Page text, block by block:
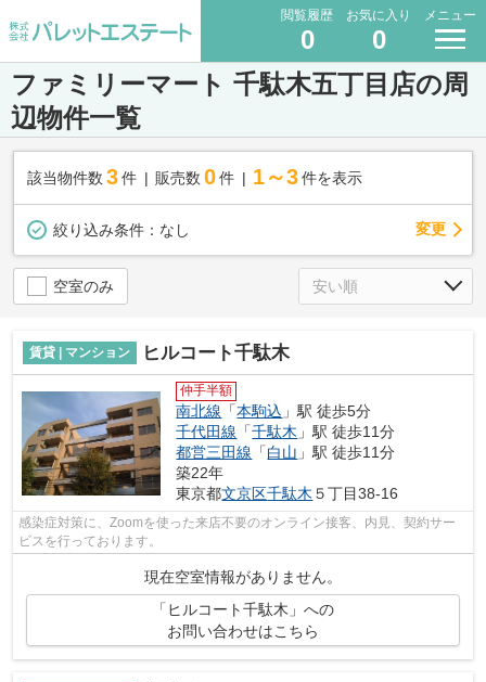
閲覧履歴
0
お気に入り
0
メニュー
ファミリーマート 千駄木五丁目店の周
辺物件一覧
該当物件数 3件 販売数 0 件 1～3 件を表示
絞り込み条件： なし 変更
空室のみ
賃貸 | マンション ヒルコート千駄木
仲手半額
南北線 「本駒込 」駅 徒歩5分
千代田線 「千駄木 」駅 徒歩11分
都営三田線 「白山 」駅 徒歩11分
築22年
東京都文京区千駄木 ５丁目38-16
感染症対策に、Zoomを使った来店不要のオンライン接客、内見、契約サー
ビスを行っております。
現在空室情報がありません。
「ヒルコート千駄木」への
お問い合わせはこちら